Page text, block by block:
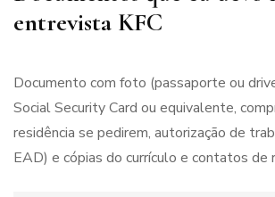
entrevista KFC
Documento com foto (passaporte ou
Social Security Card ou equivalente,
residência se pedirem, autorização de
EAD) e cópias do currículo e contatos de